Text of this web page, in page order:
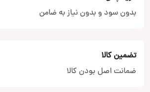
بدون سود و بدون نیاز به ضامن
تضمین کالا
ضمانت اصل بودن کالا